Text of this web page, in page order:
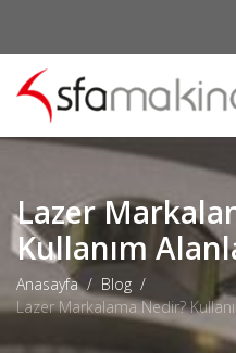
Lazer
Kullanım
Anasayfa
Blog
Lazer Markalama Nedir?